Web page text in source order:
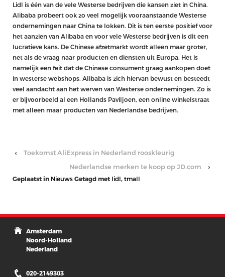
Lidl is één van de vele Westerse bedrijven die kansen ziet in China.
Alibaba probeert ook zo veel mogelijk vooraanstaande Westerse
ondernemingen naar China te lokken. Dit is ten eerste positief voor
het aanzien van Alibaba en voor vele Westerse bedrijven is dit een
lucratieve kans. De Chinese afzetmarkt wordt alleen maar groter,
net als de vraag naar producten en diensten uit Europa. Het is
namelijk een feit dat de Chinese consument graag aankopen doet
in westerse webshops. Alibaba is zich hiervan bewust en besteedt
veel aandacht aan het werven van Westerse ondernemingen. Zo is
er bijvoorbeeld al een Hollands Paviljoen, een online winkelstraat
met alleen maar producten van Nederlandse bedrijven.
‹
Toekomst AliExpress in Nederland rooskleurig
Nederlandse merken te koop op JD.com
›
Geplaatst in NieuwsGetagd met lidl,tmall
Amsterdam
Noord-Holland
Nederland
020-2149303